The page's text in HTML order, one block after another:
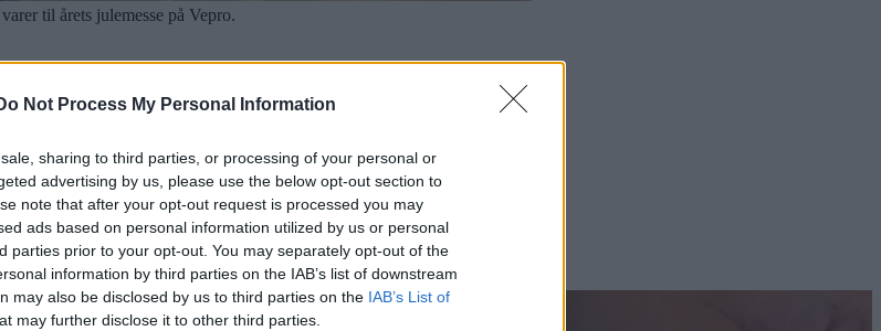
Not Process My Personal Information
sharing to third parties, or processing of your personal or
advertising by us, please use the below opt-out section to
note that after your opt-out request is processed you may
ads based on personal information utilized by us or personal
parties prior to your opt-out. You may separately opt-out of the
information by third parties on the IAB’s list of downstream
may also be disclosed by us to third parties on the IAB’s List of
may further disclose it to other third parties.
til årets julemesse på Vepro.